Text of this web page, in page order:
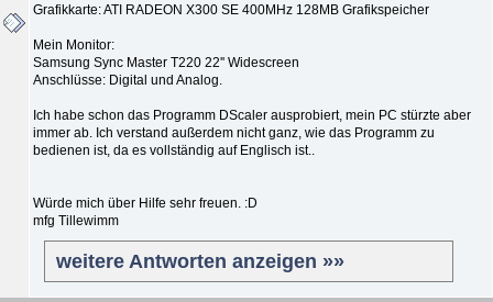
Grafikkarte: ATI RADEON X300 SE 400MHz 128MB Grafikspeicher
Mein Monitor:
Samsung Sync Master T220 22'' Widescreen
Anschlüsse: Digital und Analog.
Ich habe schon das Programm DScaler ausprobiert, mein PC stürzte aber
immer ab. Ich verstand außerdem nicht ganz, wie das Programm zu
bedienen ist, da es vollständig auf Englisch ist..
Würde mich über Hilfe sehr freuen. :D
mfg Tillewimm
weitere Antworten anzeigen »»